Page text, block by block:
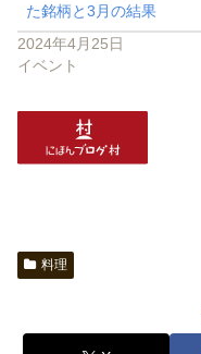
た銘柄と3月の結果
2024年4月25日
イベント
料理